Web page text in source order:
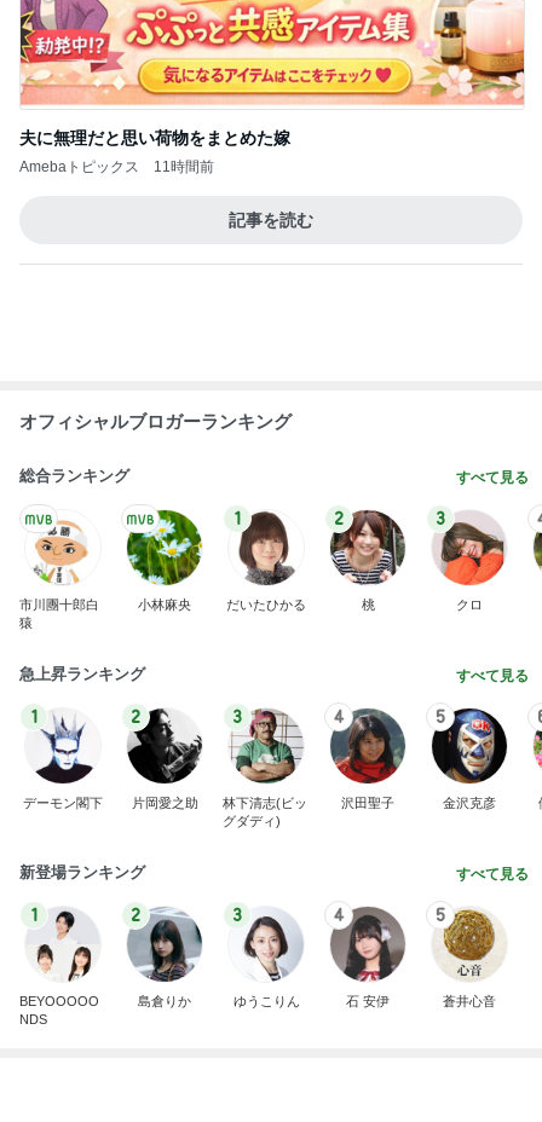
夫に無理だと思い荷物をまとめた嫁
Amebaトピックス 11時間前
記事を読む
オフィシャルブロガーランキング
総合ランキング すべて見る
市川團十郎白
猿
1 2 3
急上昇ランキング すべて見る
1 2 3
グダディ)
4 5
新登場ランキング すべて見る
1
NDS
2 3 4 5